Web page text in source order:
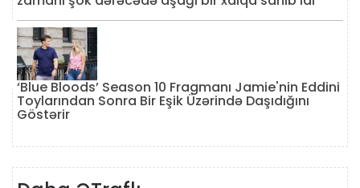
‘Blue Bloods’ Season 10 Fragmanı Jamie'nin Eddini
Toylarından Sonra Bir Eşik Üzərində Daşıdığını
Göstərir